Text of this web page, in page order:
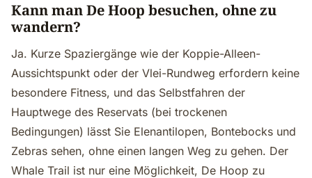
Kann man De Hoop besuchen, ohne zu
wandern?
Ja. Kurze Spaziergänge wie der Koppie-Alleen-
Aussichtspunkt oder der Vlei-Rundweg erfordern keine
besondere Fitness, und das Selbstfahren der
Hauptwege des Reservats (bei trockenen
Bedingungen) lässt Sie Elenantilopen, Bontebocks und
Zebras sehen, ohne einen langen Weg zu gehen. Der
Whale Trail ist nur eine Möglichkeit, De Hoop zu